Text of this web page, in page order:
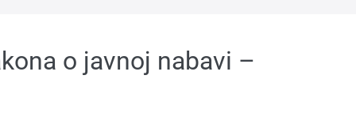
o javnoj nabavi –